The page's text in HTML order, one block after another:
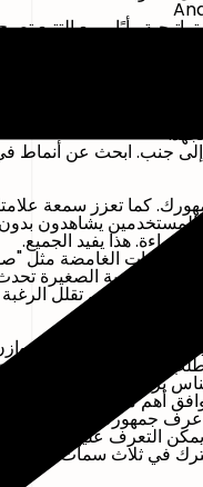
رأيًا. ومع التتبع
والتعليقات، ومدة
المشاركات المرتفعة
تحافظ على الانتباه
والرسائل
بطيئة جدًا. الرؤية
جنب. ابحث عن أنماط
كما تعزز سمعة
يشاهدون
هذا يفيد الجميع.
الغامضة مثل
التصميمية الصغيرة
من النصوص تقلل
الوصول.
أن تبقى ثابتة. هذا
"اكتب كلمة معينة".
يريدون قيمة سريعة.
أهم من الانتشار.
اعرف جمهورك. اعرف
التعرف عليها.